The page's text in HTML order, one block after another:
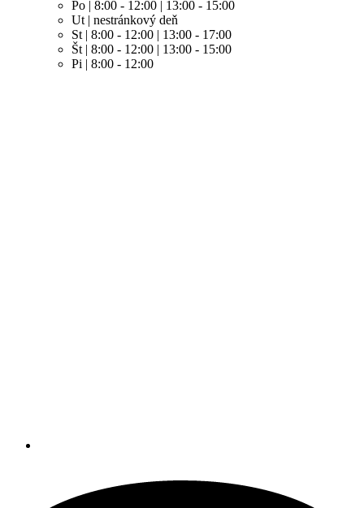
Po | 8:00 - 12:00 | 13:00 - 15:00
Ut | nestránkový deň
St | 8:00 - 12:00 | 13:00 - 17:00
Št | 8:00 - 12:00 | 13:00 - 15:00
Pi | 8:00 - 12:00